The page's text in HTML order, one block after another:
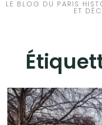
LE BLOG DU PARIS
ET
HISTOIRES EN ILE DE FRANCE
VOYAGES À L’ÉTRANGER